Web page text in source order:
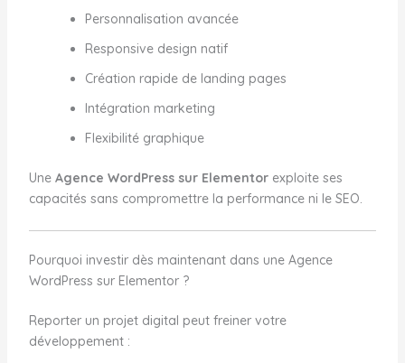
Personnalisation avancée
Responsive design natif
Création rapide de landing pages
Intégration marketing
Flexibilité graphique
Une Agence WordPress sur Elementorexploite ses
capacités sans compromettre la performance ni le SEO.
Pourquoi investir dès maintenant dans une Agence
WordPress sur Elementor ?
Reporter un projet digital peut freiner votre
développement :